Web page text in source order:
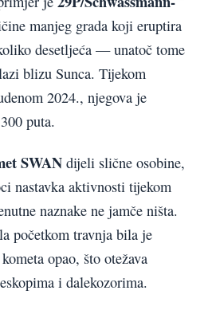
manjeg grada koji eruptira
desetljeća — unatoč tome
blizu Sunca. Tijekom
2024., njegova je
puta.
SWAN dijeli slične osobine,
nastavka aktivnosti tijekom
naznake ne jamče ništa.
početkom travnja bila je
opao, što otežava
i dalekozorima.